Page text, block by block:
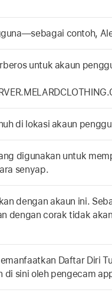
contoh,
untuk akaun
di lokasi akaun
digunakan untuk
senyap.
dengan akaun ini.
dengan corak tidak akan
Daftar Diri
di sini oleh pengecam